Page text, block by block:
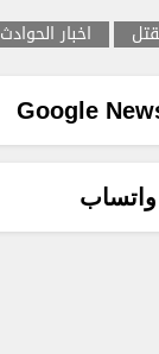
اخبار الحوادث
واتساب